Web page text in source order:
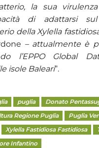
la sua
di adattarsi
della Xylella
– attualmente è
l’EPPO Global
isole Baleari”.
puglia
Donato
Regione Puglia
Puglia
Xylella Fastidiosa Fastidiosa
Infantino